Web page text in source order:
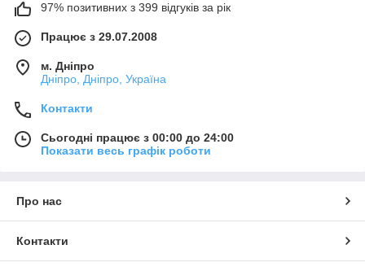
97% позитивних з 399 відгуків за рік
Працює з 29.07.2008
м. Дніпро
Дніпро, Дніпро, Україна
Контакти
Сьогодні працює з 00:00 до 24:00
Показати весь графік роботи
Про нас
Контакти